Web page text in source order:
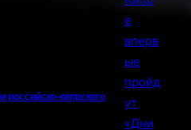
российско-кипрского